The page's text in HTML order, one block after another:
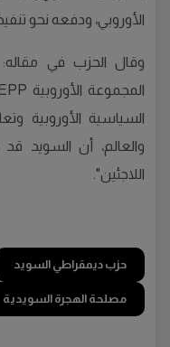
الأوروبي، ودفعه نحو
وقال الحزب في
السياسية الأوروبية
والعالم، أن السويد
اللاجئين".
حزب ديمقراطي السويد
مصلحة الهجرة السويدية